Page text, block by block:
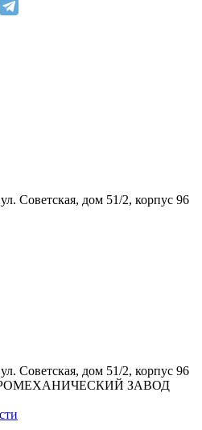
Советская, дом 51/2, корпус 96
Советская, дом 51/2, корпус 96
ЗАВОД